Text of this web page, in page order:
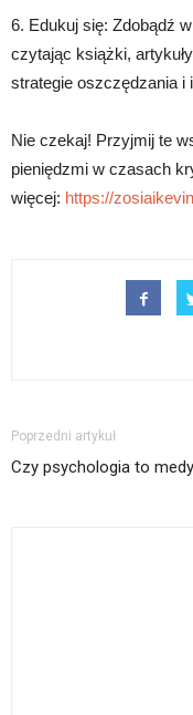
6. Edukuj się: Zdobądź
czytając książki,
strategie oszczędzania i
Nie czekaj! Przyjmij te
pieniędzmi w czasach
więcej: https://
Poprzedni artykuł
Czy psychologia to